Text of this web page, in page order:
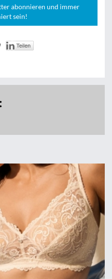
abonnieren und immer
sein!